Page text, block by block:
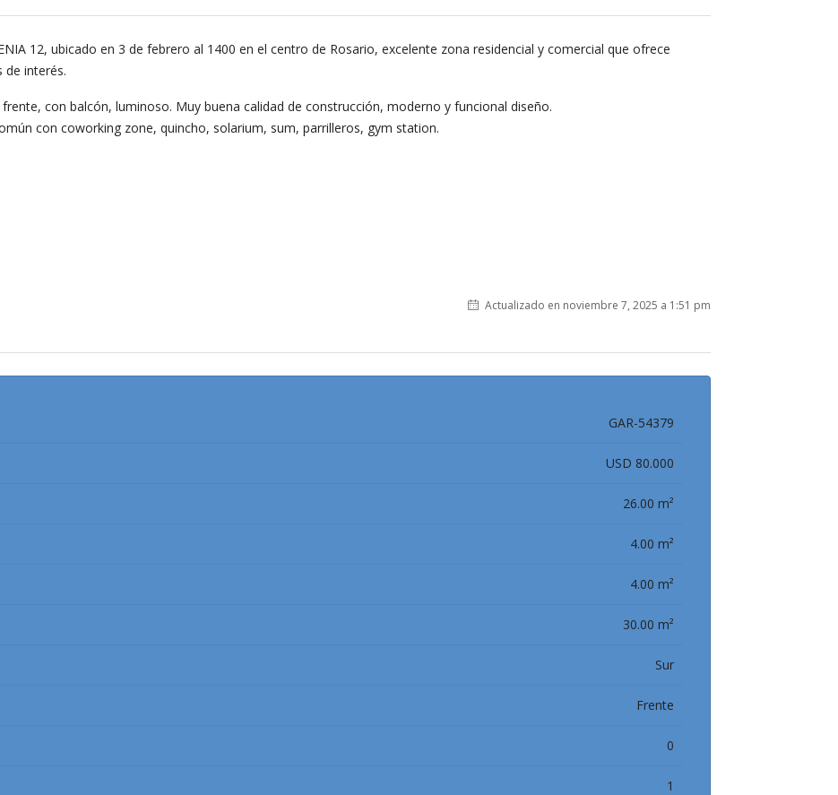
12, ubicado en 3 de febrero al 1400 en el centro de Rosario, excelente zona residencial y comercial que ofrece
de interés.
con balcón, luminoso. Muy buena calidad de construcción, moderno y funcional diseño.
con coworking zone, quincho, solarium, sum, parrilleros, gym station.
Actualizado en noviembre 7, 2025 a 1:51 pm
GAR-54379
USD 80.000
26.00 m²
4.00 m²
4.00 m²
30.00 m²
Sur
Frente
0
1